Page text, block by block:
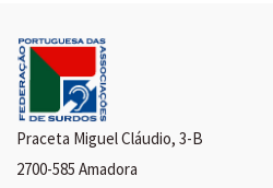
Praceta Miguel Cláudio, 3-B
2700-585 Amadora